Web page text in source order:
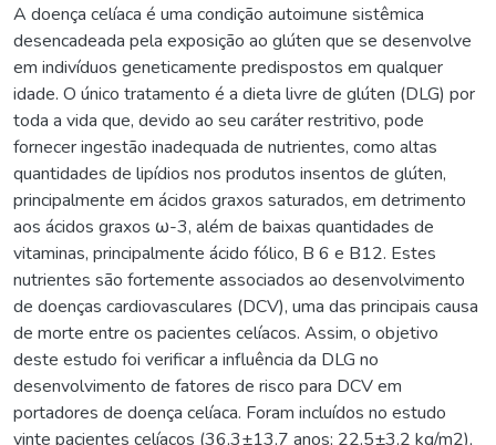
A doença celíaca é uma condição autoimune sistêmica
desencadeada pela exposição ao glúten que se desenvolve
em indivíduos geneticamente predispostos em qualquer
idade. O único tratamento é a dieta livre de glúten (DLG) por
toda a vida que, devido ao seu caráter restritivo, pode
fornecer ingestão inadequada de nutrientes, como altas
quantidades de lipídios nos produtos insentos de glúten,
principalmente em ácidos graxos saturados, em detrimento
aos ácidos graxos ω-3, além de baixas quantidades de
vitaminas, principalmente ácido fólico, B 6 e B12. Estes
nutrientes são fortemente associados ao desenvolvimento
de doenças cardiovasculares (DCV), uma das principais causa
de morte entre os pacientes celíacos. Assim, o objetivo
deste estudo foi verificar a influência da DLG no
desenvolvimento de fatores de risco para DCV em
portadores de doença celíaca. Foram incluídos no estudo
vinte pacientes celíacos (36,3±13,7 anos; 22,5±3,2 kg/m2),